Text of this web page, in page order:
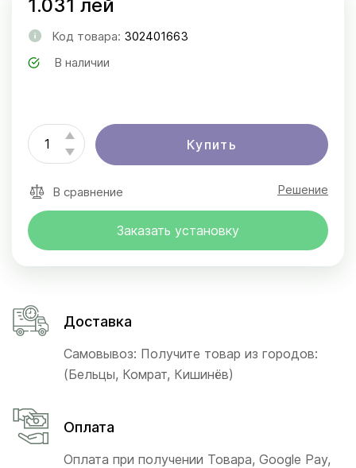
1.031 лей
Код товара: 302401663
В наличии
Купить
В сравнение Решение
Заказать установку
Доставка
Самовывоз: Получите товар из городов:
(Бельцы, Комрат, Кишинёв)
Оплата
Оплата при получении Товара, Google Pay,